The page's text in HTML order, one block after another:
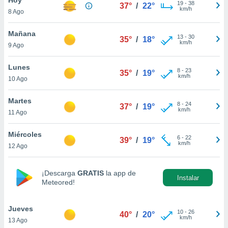
en
más
nuestra
de
aceptar
de
8 Ago
37° / 22° 19- 38
km/h
Mañana
9 Ago
35° / 18° 13- 30
km/h
Lunes
10 Ago
35° / 19° 8- 23
km/h
Martes
11 Ago
37° / 19° 8- 24
km/h
Miércoles
12 Ago
39° / 19° 6- 22
km/h
¡Descarga GRATIS la app de
Meteored!
Instalar
Jueves
13 Ago
40° / 20° 10- 26
km/h